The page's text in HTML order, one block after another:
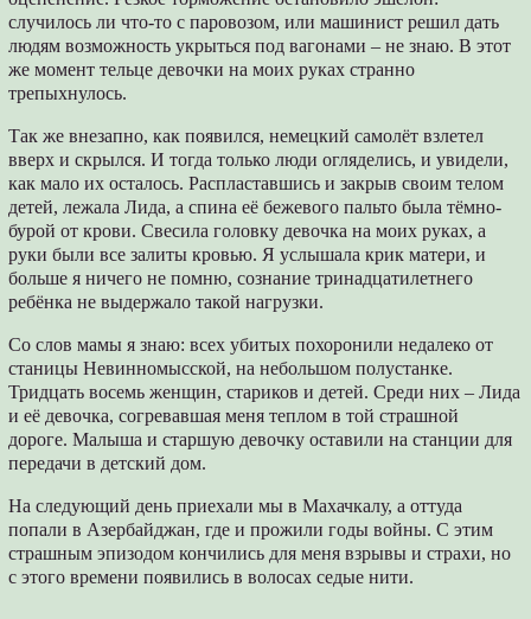
случилось ли что-то с паровозом, или машинист решил дать
людям возможность укрыться под вагонами – не знаю. В этот
же момент тельце девочки на моих руках странно
трепыхнулось.
Так же внезапно, как появился, немецкий самолёт взлетел
вверх и скрылся. И тогда только люди огляделись, и увидели,
как мало их осталось. Распластавшись и закрыв своим телом
детей, лежала Лида, а спина её бежевого пальто была тёмно-
бурой от крови. Свесила головку девочка на моих руках, а
руки были все залиты кровью. Я услышала крик матери, и
больше я ничего не помню, сознание тринадцатилетнего
ребёнка не выдержало такой нагрузки.
Со слов мамы я знаю: всех убитых похоронили недалеко от
станицы Невинномысской, на небольшом полустанке.
Тридцать восемь женщин, стариков и детей. Среди них – Лида
и её девочка, согревавшая меня теплом в той страшной
дороге. Малыша и старшую девочку оставили на станции для
передачи в детский дом.
На следующий день приехали мы в Махачкалу, а оттуда
попали в Азербайджан, где и прожили годы войны. С этим
страшным эпизодом кончились для меня взрывы и страхи, но
с этого времени появились в волосах седые нити.